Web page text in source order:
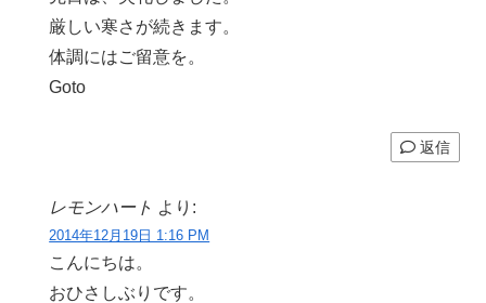
厳しい寒さが続きます。
体調にはご留意を。
Goto
返信
レモンハート より:
2014年12月19日 1:16 PM
こんにちは。
おひさしぶりです。